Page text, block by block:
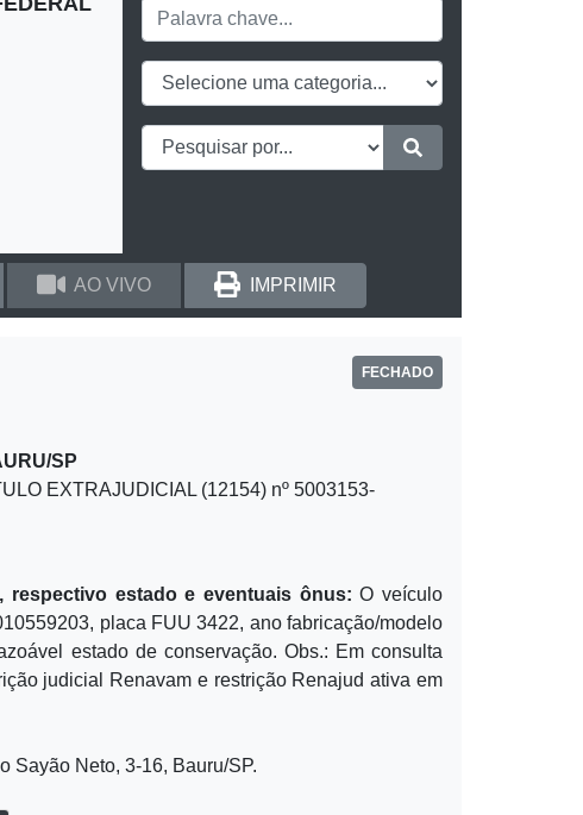
AO VIVO IMPRIMIR
FECHADO
SP
EXTRAJUDICIAL (12154) nº 5003153-
respectivo estado e eventuais ônus: O veículo
placa FUU 3422, ano fabricação/modelo
estado de conservação. Obs.: Em consulta
judicial Renavam e restrição Renajud ativa em
Sayão Neto, 3-16, Bauru/SP.